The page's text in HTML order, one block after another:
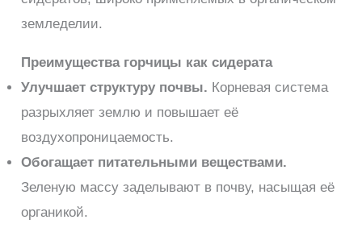
земледелии.
Преимущества горчицы как сидерата
Улучшает структуру почвы. Корневая система
разрыхляет землю и повышает её
воздухопроницаемость.
Обогащает питательными веществами.
Зеленую массу заделывают в почву, насыщая её
органикой.